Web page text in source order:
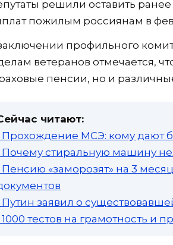
решили оставить
пожилым россиянам в
профильного
ветеранов отмечается,
пенсии, но и
читают:
Прохождение МСЭ: кому дают
Почему стиральную машину
Пенсию «заморозят» на 3
Путин заявил о
1000 тестов на грамотность и